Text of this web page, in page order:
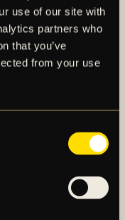
use of our site with
partners who
that you’ve
from your use